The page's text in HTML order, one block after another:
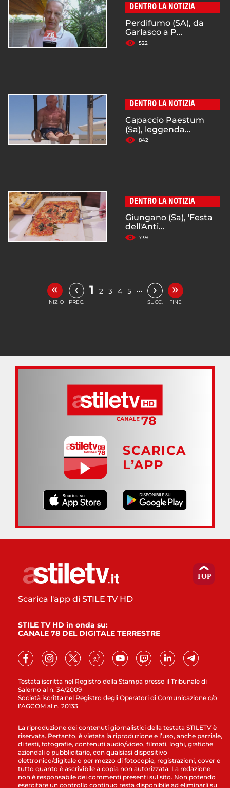
DENTRO LA NOTIZIA
Perdifumo (SA), da
Garlasco a P...
522
DENTRO LA NOTIZIA
Capaccio Paestum
(Sa), leggenda...
842
DENTRO LA NOTIZIA
Giungano (Sa), 'Festa
dell'Anti...
739
«
INIZIO
‹
PREC.
1 2 3 4 5 … ›
SUCC.
»
FINE
SCARICA
L’APP
Testata iscritta nel Registro della Stampa presso il Tribunale di
Salerno al n. 34/2009
Società iscritta nel Registro degli Operatori di Comunicazione c/o
l’AGCOM al n. 20133
Scarica l'app di STILE TV HD
STILE TV HD in onda su:
CANALE 78 DEL DIGITALE TERRESTRE
La riproduzione dei contenuti giornalistici della testata STILETV è
riservata. Pertanto, è vietata la riproduzione e l’uso, anche parziale,
di testi, fotografie, contenuti audio/video, filmati, loghi, grafiche
aziendali e pubblicitarie, con qualsiasi dispositivo
elettronico/digitale o per mezzo di fotocopie, registrazioni, cover e
tutto quanto è ascrivibile a copia non autorizzata. La redazione
non è responsabile dei commenti presenti sul sito. Non potendo
esercitare un controllo continuo resta disponibile ad eliminarli su